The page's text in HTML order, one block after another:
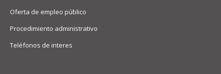
Oferta de empleo público
Procedimiento administrativo
Teléfonos de interes